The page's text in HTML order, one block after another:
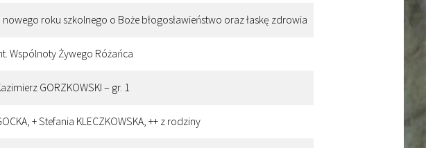
roku szkolnego o Boże błogosławieństwo oraz łaskę zdrowia
Wspólnoty Żywego Różańca
GORZKOWSKI – gr. 1
+ Stefania KLECZKOWSKA, ++ z rodziny